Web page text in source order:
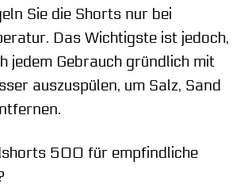
Sie die Shorts nur bei
Das Wichtigste ist jedoch,
jedem Gebrauch gründlich mit
auszuspülen, um Salz, Sand
500 für empfindliche